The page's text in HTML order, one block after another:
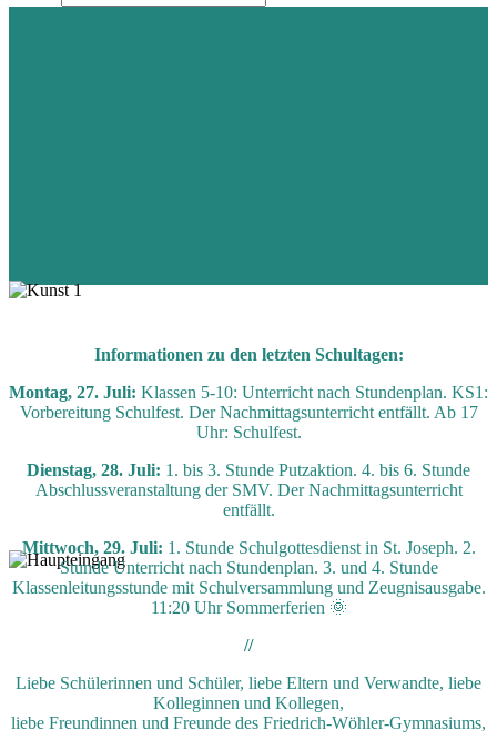
Informationen zu den letzten Schultagen:
Montag, 27. Juli: Klassen 5-10: Unterricht nach Stundenplan. KS1:
Vorbereitung Schulfest. Der Nachmittagsunterricht entfällt. Ab 17
Uhr: Schulfest.
Dienstag, 28. Juli: 1. bis 3. Stunde Putzaktion. 4. bis 6. Stunde
Abschlussveranstaltung der SMV. Der Nachmittagsunterricht
entfällt.
Mittwoch, 29. Juli: 1. Stunde Schulgottesdienst in St. Joseph. 2.
Stunde Unterricht nach Stundenplan. 3. und 4. Stunde
Klassenleitungsstunde mit Schulversammlung und Zeugnisausgabe.
11:20 Uhr Sommerferien 🌞
//
Liebe Schülerinnen und Schüler, liebe Eltern und Verwandte, liebe
Kolleginnen und Kollegen,
liebe Freundinnen und Freunde des Friedrich-Wöhler-Gymnasiums,